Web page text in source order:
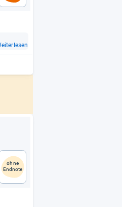
ohne
Endnote